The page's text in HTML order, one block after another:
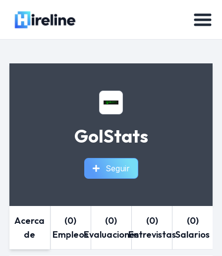
GolStats
Seguir
Acerca
de
(0)
Empleos
(0)
Evaluaciones
(0)
Entrevistas
(0)
Salarios